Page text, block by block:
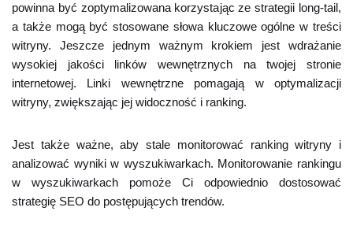
powinna być zoptymalizowana korzystając ze strategii long-tail,
a także mogą być stosowane słowa kluczowe ogólne w treści
witryny. Jeszcze jednym ważnym krokiem jest wdrażanie
wysokiej jakości linków wewnętrznych na twojej stronie
internetowej. Linki wewnętrzne pomagają w optymalizacji
witryny, zwiększając jej widoczność i ranking.
Jest także ważne, aby stale monitorować ranking witryny i
analizować wyniki w wyszukiwarkach. Monitorowanie rankingu
w wyszukiwarkach pomoże Ci odpowiednio dostosować
strategię SEO do postępujących trendów.